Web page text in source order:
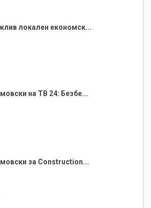
локален економск...
на ТВ 24: Безбе...
за Construction...